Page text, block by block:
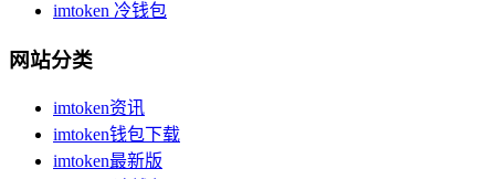
imtoken 冷钱包
网站分类
imtoken资讯
imtoken钱包下载
imtoken最新版